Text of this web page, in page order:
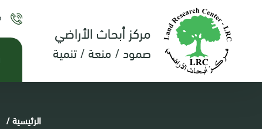
مركز أبحاث الأراضي
صمود / منعة / تنمية
الرئيسية/